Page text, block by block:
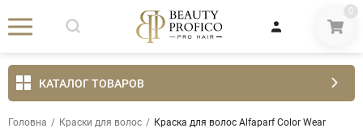
0
КАТАЛОГ ТОВАРОВ
Головна / Краски для волос / Краска для волос Alfaparf Color Wear